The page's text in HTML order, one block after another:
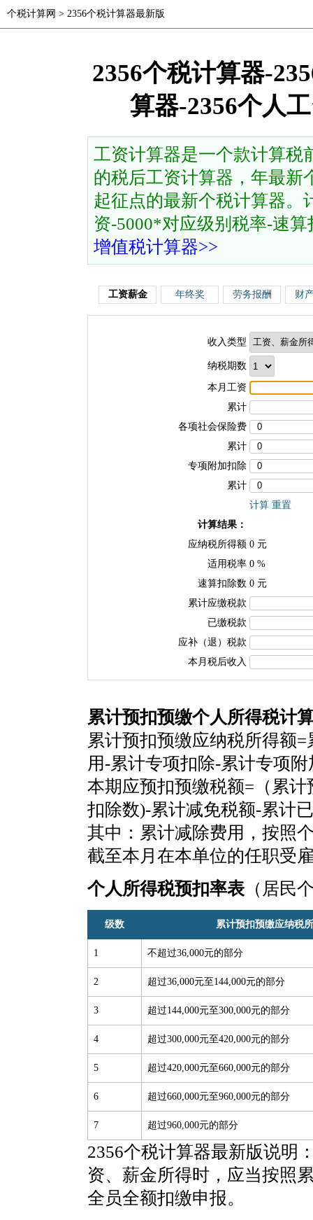
个税计算网 > 2356个税计算器最新版
2356个税计算器-
算器-2356个人
工资计算器是一个款计算税
的税后工资计算器，年最新
起征点的最新个税计算器。
资-5000*对应级别税率-速
增值税计算器>>
工资薪金 年终奖 劳务报酬 财
收入类型
纳税期数
本月工资
累计
各项社会保险费
累计
专项附加扣除
累计
计算 重置
计算结果：
应纳税所得额 0 元
适用税率 0 %
速算扣除数 0 元
累计应缴税款
已缴税款
应补（退）税款
本月税后收入
累计预扣预缴个人所得税计
累计预扣预缴应纳税所得额
用-累计专项扣除-累计专项
本期应预扣预缴税额=（累
扣除数)-累计减免税额-累计
其中：累计减除费用，按照
截至本月在本单位的任职受
个人所得税预扣率表 （居民
级数 累计预扣预缴应纳税
1 不超过36,000元的部分
2 超过36,000元至144,000元的部分
3 超过144,000元至300,000元的部分
4 超过300,000元至420,000元的部分
5 超过420,000元至660,000元的部分
6 超过660,000元至960,000元的部分
7 超过960,000元的部分
2356个税计算器最新版说明
资、薪金所得时，应当按照
全员全额扣缴申报。